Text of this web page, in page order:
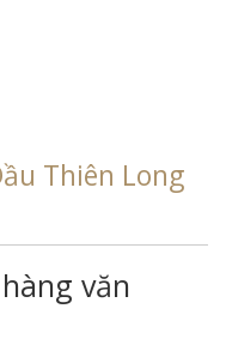
Thiên Long
văn